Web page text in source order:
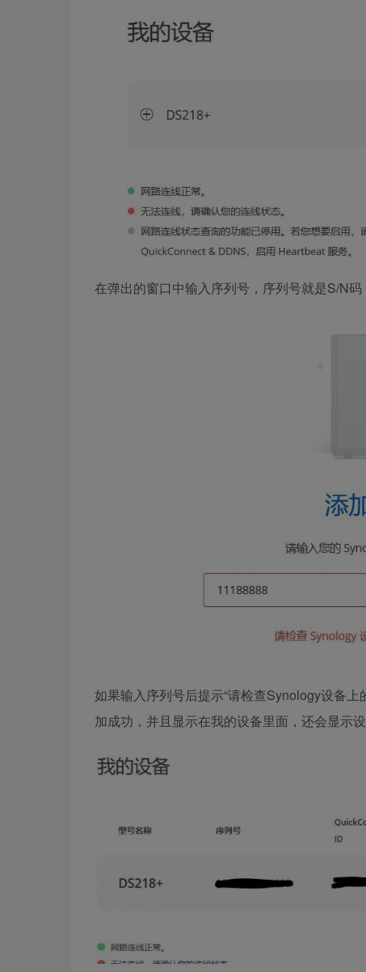
在弹出的窗口中输入序列号， 序列号就是S/N
如果输入序列号后提示“请检查Synology设备上
加成功，并且显示在我的设备里面，还会显示